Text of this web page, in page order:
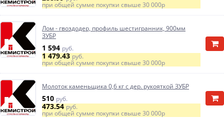
при общей сумме покупки свыше 30 000р
Лом - гвоздодер, профиль шестигранник, 900мм
ЗУБР
1 594 руб.
1 479.43руб.
при общей сумме покупки свыше 30 000р
Молоток каменьщика 0,6 кг с дер. рукояткой ЗУБР
510 руб.
473.54руб.
при общей сумме покупки свыше 30 000р